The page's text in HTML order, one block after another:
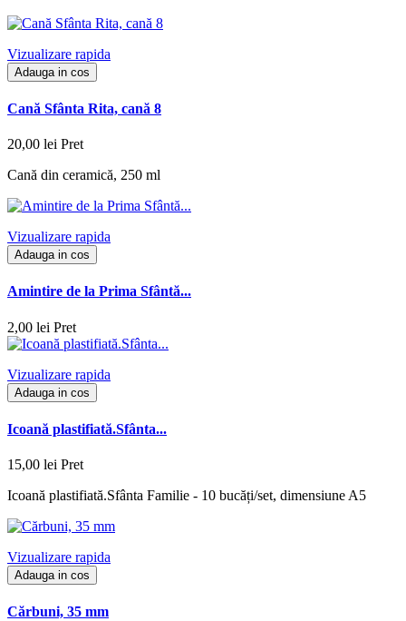
Vizualizare rapida
Adauga in cos
Cană Sfânta Rita, cană 8
20,00 lei Pret
Cană din ceramică, 250 ml
Vizualizare rapida
Adauga in cos
Amintire de la Prima Sfântă...
2,00 lei Pret
Vizualizare rapida
Adauga in cos
Icoană plastifiată.Sfânta...
15,00 lei Pret
Icoană plastifiată.Sfânta Familie - 10 bucăți/set, dimensiune A5
Vizualizare rapida
Adauga in cos
Cărbuni, 35 mm